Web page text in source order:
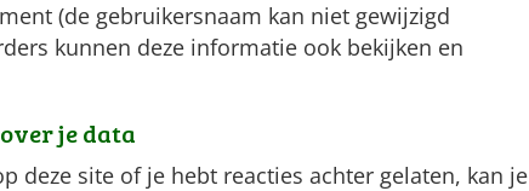
(de gebruikersnaam kan niet gewijzigd
kunnen deze informatie ook bekijken en
je data
deze site of je hebt reacties achter gelaten, kan je